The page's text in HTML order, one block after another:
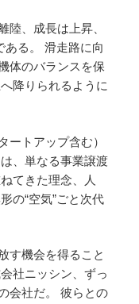
陸、成長は上昇、
ある。 滑走路に向
体のバランスを保
降りられるように
ートアップ含む）
、単なる事業譲渡
てきた理念、人
の“空気”ごと次代
す機会を得ること
社ニッシン、ずっ
会社だ。 彼らとの